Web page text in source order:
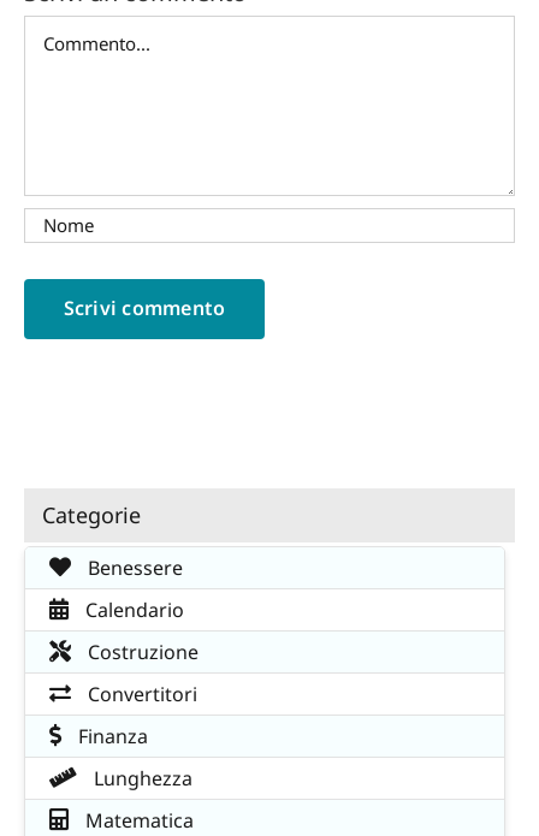
Categorie
Benessere
Calendario
Costruzione
Convertitori
Finanza
Lunghezza
Matematica